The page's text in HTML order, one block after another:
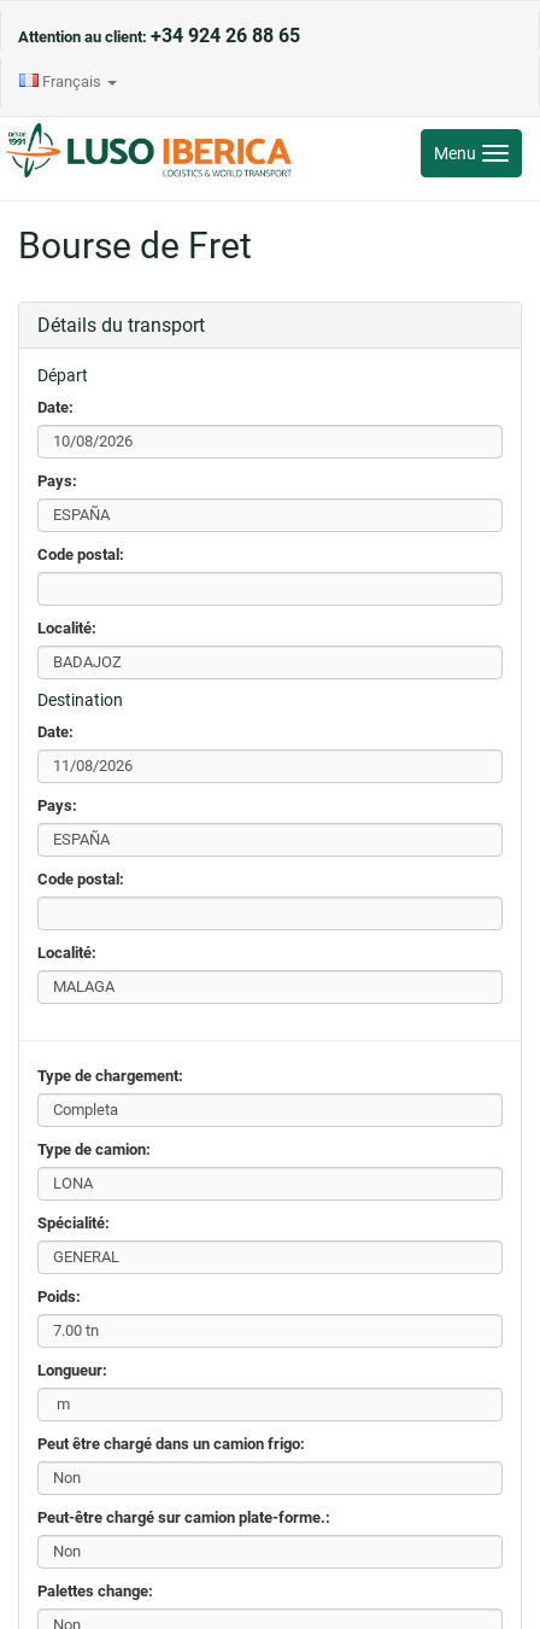
Attention au client: +34 924 26 88 65
Français
Toggle
Menu
Bourse de Fret
Détails du transport
Départ
Date:
Pays:
Code postal:
Localité:
Destination
Date:
Pays:
Code postal:
Localité:
Type de chargement:
Type de camion:
Spécialité:
Poids:
Longueur:
Peut être chargé dans un camion frigo:
Peut-être chargé sur camion plate-forme.:
Palettes change: